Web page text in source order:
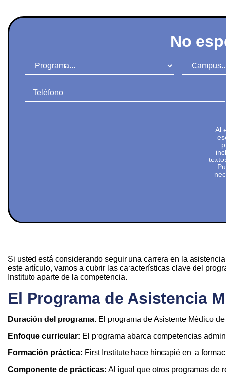
No
Programa Campus
Teléfono
Al
Si usted está considerando seguir una carrera en la
este artículo, vamos a cubrir las características clave del
Instituto aparte de la competencia.
El Programa de Asistencia
Duración del programa: El programa de Asistente Médico
Enfoque curricular: El programa abarca competencias
Formación práctica: First Institute hace hincapié en la
Componente de prácticas: Al igual que otros programas de